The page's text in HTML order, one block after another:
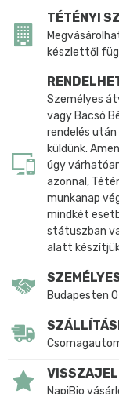
TÉTÉNYI
készlettől
Személyes
vagy Bacsó
rendelés
küldünk.
úgy
azonnal,
munkanap
mindkét
státuszban
alatt
Budapesten
NapiBio